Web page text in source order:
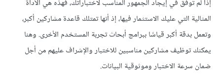
إذا لم توفَّق في إيجاد الجمهور المناسب لاختباراتك، فهذه هي الأداة
المثالية التي عليك الاستثمار فيها، إذ أنها تمتلك قاعدة مشاركين أكبر،
وتعمل بدقة أكبر قياسًا ببرامج أبحاث تجربة المستخدم الأخرى. وهنا
يمكنك توظيف مشاركين مناسبين للاختبار والإشراف عليهم من أجل
ضمان سرعة الاختبار وموثوقية البيانات.